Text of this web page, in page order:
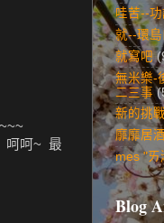
呵呵~ 最
哇苦--功
就--環島
就寫吧
無米樂-
二三事
新的挑
靡靡居
mes "ㄞ
Blog